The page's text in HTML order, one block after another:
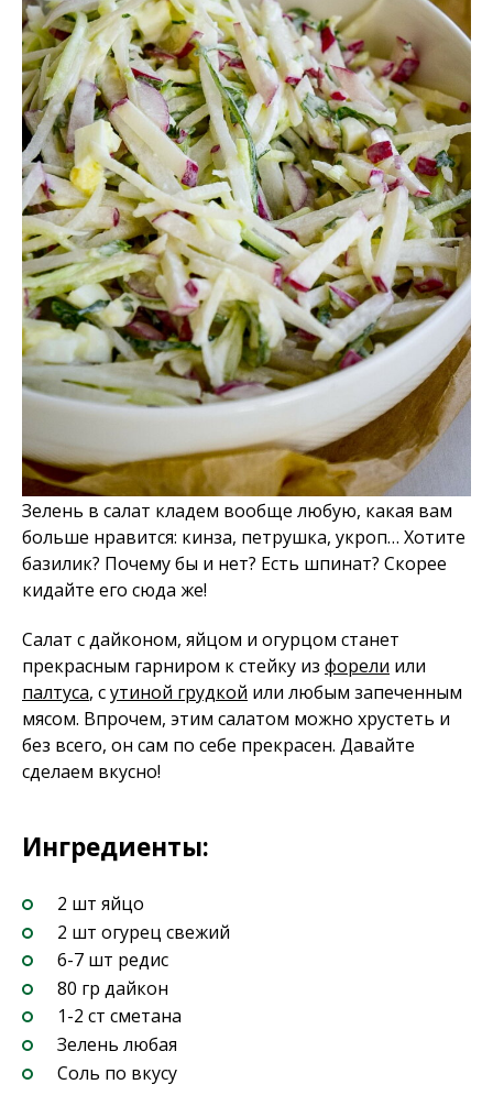
Зелень в салат кладем вообще любую, какая вам
больше нравится: кинза, петрушка, укроп… Хотите
базилик? Почему бы и нет? Есть шпинат? Скорее
кидайте его сюда же!
Салат с дайконом, яйцом и огурцом станет
прекрасным гарниром к стейку из форели или
палтуса, сутиной грудкой или любым запеченным
мясом. Впрочем, этим салатом можно хрустеть и
без всего, он сам по себе прекрасен. Давайте
сделаем вкусно!
Ингредиенты:
2 шт яйцо
2 шт огурец свежий
6-7 шт редис
80 гр дайкон
1-2 ст сметана
Зелень любая
Соль по вкусу